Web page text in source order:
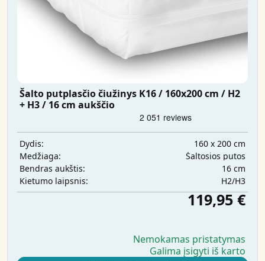
Šalto putplasčio čiužinys K16 / 160x200 cm / H2
+ H3 / 16 cm aukščio
Dydis:
160 x 200 cm
Medžiaga:
Šaltosios putos
Bendras aukštis:
16 cm
Kietumo laipsnis:
H2/H3
119,95 €
Nemokamas pristatymas
Galima įsigyti iš karto